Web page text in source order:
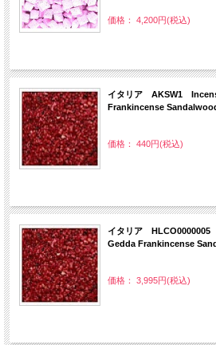
価格： 4,200円(税込)
イタリア AKSW1
Frankincense
価格： 440円(税込)
イタリア HLCO0000005
Gedda Frankincense
価格： 3,995円(税込)